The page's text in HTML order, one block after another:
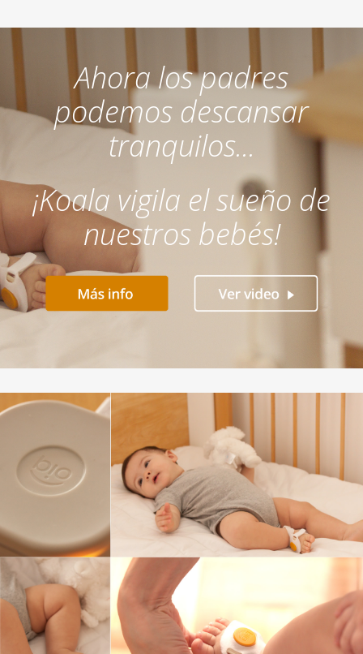
Ahora los padres
podemos descansar
tranquilos...
¡Koala vigila el sueño de
nuestros bebés!